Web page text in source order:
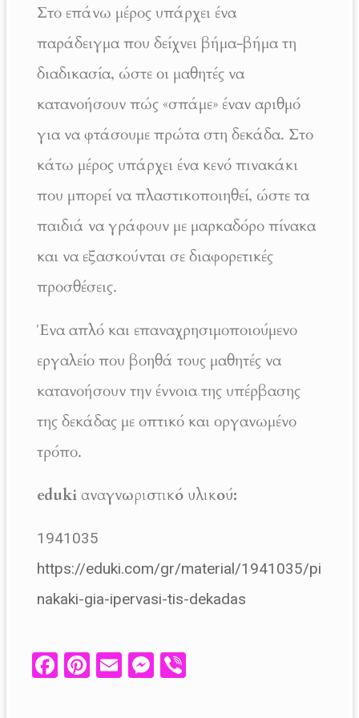
Στο επάνω μέρος υπάρχει ένα
παράδειγμα που δείχνει βήμα-βήμα τη
διαδικασία, ώστε οι μαθητές να
κατανοήσουν πώς «σπάμε» έναν αριθμό
για να φτάσουμε πρώτα στη δεκάδα. Στο
κάτω μέρος υπάρχει ένα κενό πινακάκι
που μπορεί να πλαστικοποιηθεί, ώστε τα
παιδιά να γράφουν με μαρκαδόρο πίνακα
και να εξασκούνται σε διαφορετικές
προσθέσεις.
Ένα απλό και επαναχρησιμοποιούμενο
εργαλείο που βοηθά τους μαθητές να
κατανοήσουν την έννοια της υπέρβασης
της δεκάδας με οπτικό και οργανωμένο
τρόπο.
eduki αναγνωριστικό υλικού:
1941035
https://eduki.com/gr/material/1941035/pi
nakaki-gia-ipervasi-tis-dekadas
Fa Pi E M